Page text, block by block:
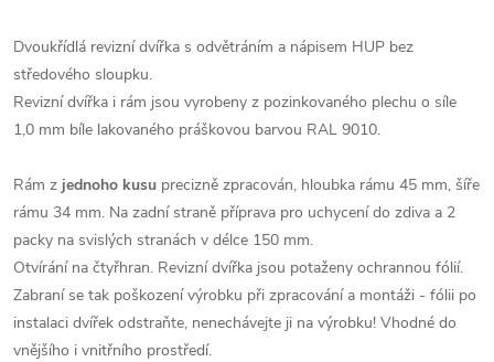
Dvoukřídlá revizní dvířka s odvětráním a nápisem HUP bez
středového sloupku.
Revizní dvířka i rám jsou vyrobeny z pozinkovaného plechu o síle
1,0 mm bíle lakovaného práškovou barvou RAL 9010.
Rám z jednoho kusu precizně zpracován, hloubka rámu 45 mm, šíře
rámu 34 mm. Na zadní straně příprava pro uchycení do zdiva a 2
packy na svislých stranách v délce 150 mm.
Otvírání na čtyřhran. Revizní dvířka jsou potaženy ochrannou fólií.
Zabraní se tak poškození výrobku při zpracování a montáži - fólii po
instalaci dvířek odstraňte, nenechávejte ji na výrobku! Vhodné do
vnějšího i vnitřního prostředí.